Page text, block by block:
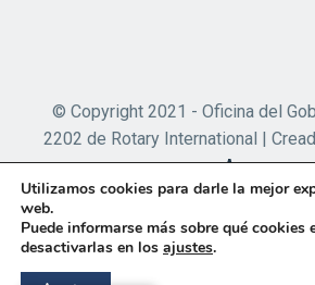
© Copyright 2021 - Oficina del
2202 de Rotary International |
Apps
Utilizamos cookies para darle la mejor
web.
Puede informarse más sobre qué
desactivarlas en los ajustes.